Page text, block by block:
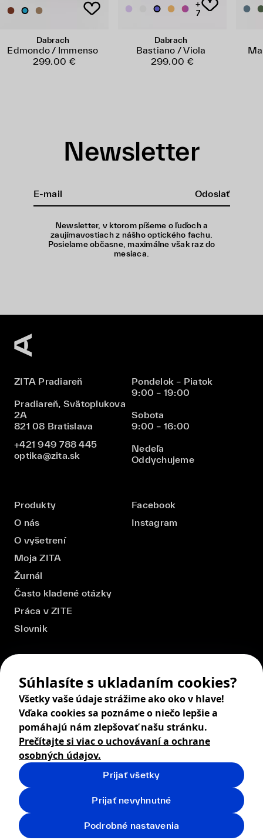
Dabrach
Edmondo / Immenso
299.00 €
+
7
Dabrach
Bastiano / Viola
299.00 €
Newsletter
Odoslať
Newsletter, v ktorom píšeme o ľuďoch a
zaujímavostiach z nášho optického fachu.
Posielame občasne, maximálne však raz do
mesiaca.
ZITA Pradiareň
Pradiareň, Svätoplukova
2A
821 08 Bratislava
+421 949 788 445
optika@zita.sk
Pondelok – Piatok
9:00 – 19:00
Sobota
9:00 – 16:00
Nedeľa
Oddychujeme
Produkty
O nás
O vyšetrení
Moja ZITA
Žurnál
Často kladené otázky
Práca v ZITE
Slovnik
Facebook
Instagram
© 2026 ZITA, design by khn office,
Digital products by
Obchodné podmienky
Vrátenie tovaru
Doprava Cookies
Súhlasíte s ukladaním cookies?
Všetky vaše údaje strážime ako oko v hlave!
Vďaka cookies sa poznáme o niečo lepšie a
pomáhajú nám zlepšovať našu stránku.
Prečítajte si viac o uchovávaní a ochrane
osobných údajov.
Prijať všetky
Prijať nevyhnutné
Podrobné nastavenia